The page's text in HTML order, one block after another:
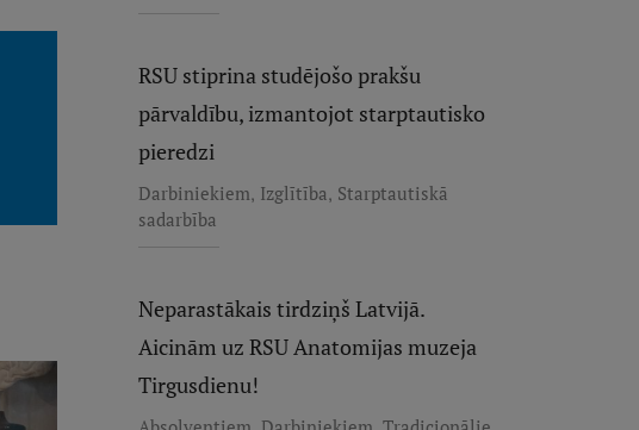
RSU stiprina studējošo prakšu
pārvaldību, izmantojot starptautisko
pieredzi
Darbiniekiem, Izglītība, Starptautiskā
sadarbība
Neparastākais tirdziņš Latvijā.
Aicinām uz RSU Anatomijas muzeja
Tirgusdienu!